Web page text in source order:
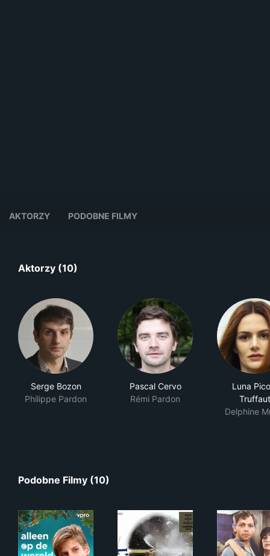
AKTORZY PODOBNE FILMY
Aktorzy (10)
Serge Bozon
Philippe Pardon
Pascal Cervo
Rémi Pardon
Luna
Truffaut
Delphine
Podobne Filmy (10)